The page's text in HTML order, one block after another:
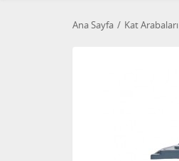
Ana Sayfa Kat Arabaları